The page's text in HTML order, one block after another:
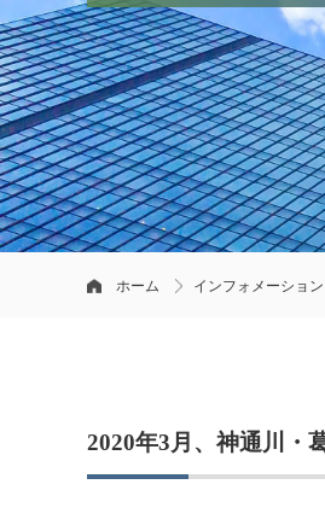
ホーム インフォメーション
2020年3月、神通川・